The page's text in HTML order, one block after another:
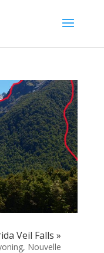
Veil Falls »
, Nouvelle